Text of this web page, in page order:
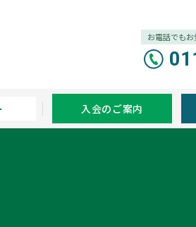
お電話でも
ム
入会のご案内